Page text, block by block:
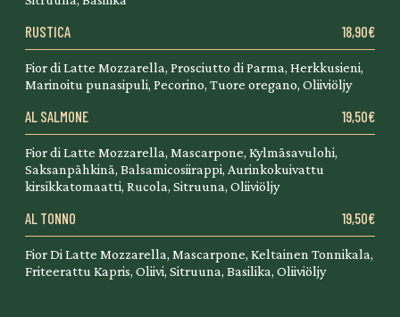
RUSTICA 18,90€
Fior di Latte Mozzarella, Prosciutto di Parma, Herkkusieni,
Marinoitu punasipuli, Pecorino, Tuore oregano, Oliiviöljy
AL SALMONE 19,50€
Fior di Latte Mozzarella, Mascarpone, Kylmäsavulohi,
Saksanpähkinä, Balsamicosiirappi, Aurinkokuivattu
kirsikkatomaatti, Rucola, Sitruuna, Oliiviöljy
AL TONNO 19,50€
Fior Di Latte Mozzarella, Mascarpone, Keltainen Tonnikala,
Friteerattu Kapris, Oliivi, Sitruuna, Basilika, Oliiviöljy